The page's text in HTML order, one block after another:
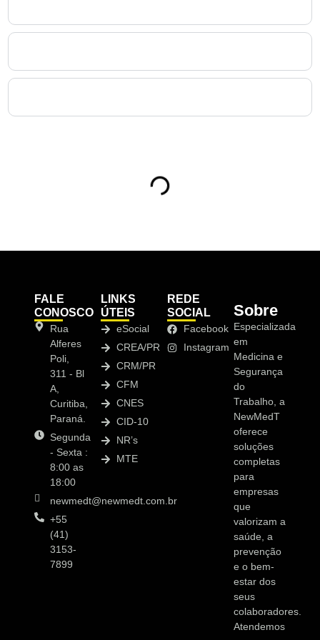
FALE
CONOSCO
Rua
Alferes
Poli,
311 - Bl
A,
Curitiba,
Paraná.
Segunda
- Sexta :
8:00 as
18:00
newmedt@newmedt.com.br
+55
(41)
3153-
7899
LINKS
ÚTEIS
eSocial
CREA/PR
CRM/PR
CFM
CNES
CID-10
NR’s
MTE
REDE
SOCIAL
Facebook
Instagram
Sobre
Especializada
em
Medicina e
Segurança
do
Trabalho, a
NewMedT
oferece
soluções
completas
para
empresas
que
valorizam a
saúde, a
prevenção
e o bem-
estar dos
seus
colaboradores.
Atendemos